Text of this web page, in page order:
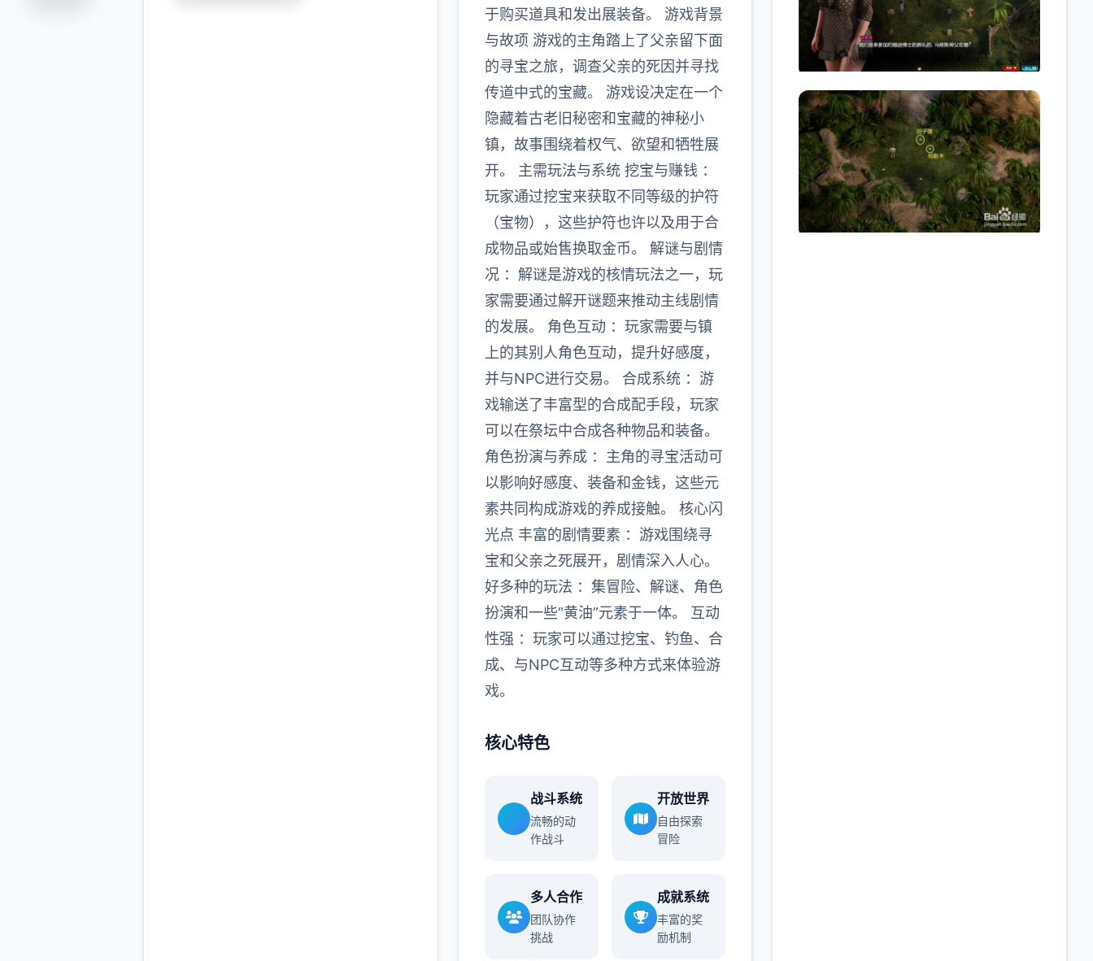
于购买道具和发出展装备。 游戏背景
与故项 游戏的主角踏上了父亲留下面
的寻宝之旅，调查父亲的死因并寻找
传道中式的宝藏。 游戏设决定在一个
隐藏着古老旧秘密和宝藏的神秘小
镇，故事围绕着权气、欲望和牺牲展
开。 主需玩法与系统 挖宝与赚钱 ：
玩家通过挖宝来获取不同等级的护符
（宝物），这些护符也许以及用于合
成物品或始售换取金币。 解谜与剧情
况 ：解谜是游戏的核情玩法之一，玩
家需要通过解开谜题来推动主线剧情
的发展。 角色互动 ：玩家需要与镇
上的其别人角色互动，提升好感度，
并与NPC进行交易。 合成系统 ：游
戏输送了丰富型的合成配手段，玩家
可以在祭坛中合成各种物品和装备。
角色扮演与养成 ：主角的寻宝活动可
以影响好感度、装备和金钱，这些元
素共同构成游戏的养成接触。 核心闪
光点 丰富的剧情要素 ：游戏围绕寻
宝和父亲之死展开，剧情深入人心。
好多种的玩法 ：集冒险、解谜、角色
扮演和一些“黄油”元素于一体。 互动
性强 ：玩家可以通过挖宝、钓鱼、合
成、与NPC互动等多种方式来体验游
戏。
核心特色
战斗系统
流畅的动
作战斗
开放世界
自由探索
冒险
多人合作
团队协作
挑战
成就系统
丰富的奖
励机制